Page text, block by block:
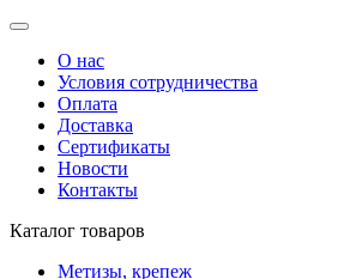
О нас
Условия сотрудничества
Оплата
Доставка
Сертификаты
Новости
Контакты
Каталог товаров
Метизы, крепеж